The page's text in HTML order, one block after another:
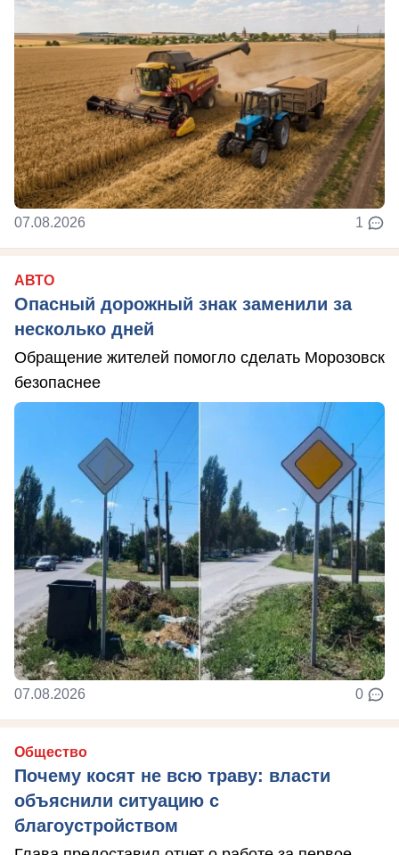
07.08.2026 1
АВТО
Опасный дорожный знак заменили за
несколько дней
Обращение жителей помогло сделать Морозовск
безопаснее
07.08.2026 0
Общество
Почему косят не всю траву: власти
объяснили ситуацию с
благоустройством